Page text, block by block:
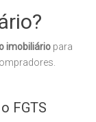
imobiliário para
FGTS